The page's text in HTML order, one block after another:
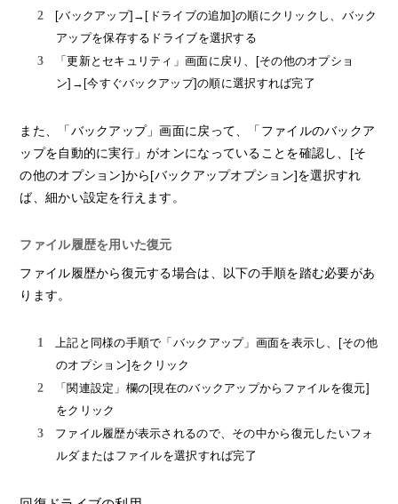
[バックアップ]→[ドライブの追加]の順にクリックし、バック
アップを保存するドライブを選択する
「更新とセキュリティ」画面に戻り、[その他のオプショ
ン]→[今すぐバックアップ]の順に選択すれば完了
また、「バックアップ」画面に戻って、「ファイルのバックア
ップを自動的に実行」がオンになっていることを確認し、[そ
の他のオプション]から[バックアップオプション]を選択すれ
ば、細かい設定を行えます。
ファイル履歴を用いた復元
ファイル履歴から復元する場合は、以下の手順を踏む必要があ
ります。
上記と同様の手順で「バックアップ」画面を表示し、[その他
のオプション]をクリック
「関連設定」欄の[現在のバックアップからファイルを復元]
をクリック
ファイル履歴が表示されるので、その中から復元したいフォ
ルダまたはファイルを選択すれば完了